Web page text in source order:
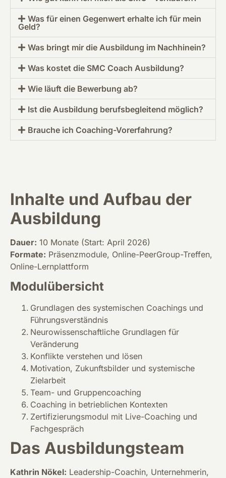
Was für einen Gegenwert erhalte ich für mein
Geld?
Was bringt mir die Ausbildung im Nachhinein?
Was kostet die SMC Coach Ausbildung?
Wie läuft die Bewerbung ab?
Ist die Ausbildung berufsbegleitend möglich?
Brauche ich Coaching-Vorerfahrung?
Inhalte und Aufbau der
Ausbildung
Dauer: 10 Monate (Start: April 2026)
Formate: Präsenzmodule, Online-PeerGroup-Treffen,
Online-Lernplattform
Modulübersicht
Grundlagen des systemischen Coachings und
Führungsverständnis
Neurowissenschaftliche Grundlagen für
Veränderung
Konflikte verstehen und lösen
Motivation, Zukunftsbilder und systemische
Zielarbeit
Team- und Gruppencoaching
Coaching in betrieblichen Kontexten
Zertifizierungsmodul mit Live-Coaching und
Fachgespräch
Das Ausbildungsteam
Kathrin Nökel: Leadership-Coachin, Unternehmerin,